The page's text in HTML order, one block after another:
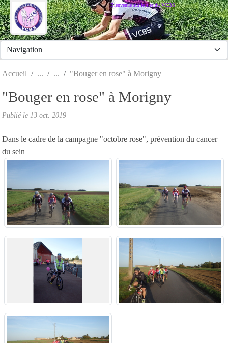
Bienvenue sur le site du VCBS
Accueil "Bouger en rose" à Morigny
"Bouger en rose" à Morigny
Publié le 13 oct. 2019
Dans le cadre de la campagne "octobre rose", prévention du cancer
du sein
Panneau de gestion des cookies